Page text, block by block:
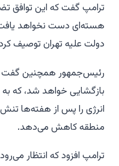
ترامپ گفت که این توافق
هسته‌ای دست نخواهد
دولت علیه تهران توصیف
رئیس‌جمهور همچنین گفت
بازگشایی خواهد شد، که به
انرژی را پس از هفته‌ها
منطقه کاهش می‌دهد.
ترامپ افزود که انتظار